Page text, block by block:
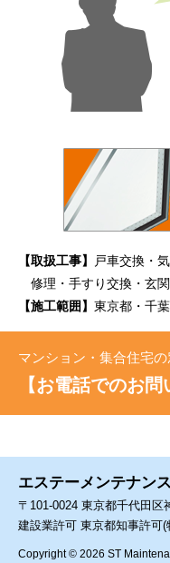
【取扱工事】
戸車交換・
修理・手すり交換・玄
【施工範囲】 東京都・千
マンション・集合住宅
【お電話でのお
エステーメンテナン
〒101-0024 東京都千代田区
建設業許可 東京都知事許可(
Copyright © 2026 ST